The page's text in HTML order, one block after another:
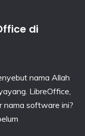
di
nama Allah
LibreOffice,
nama software ini?